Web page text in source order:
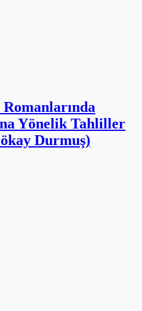
Romanlarında
Yönelik Tahliller
Durmuş)